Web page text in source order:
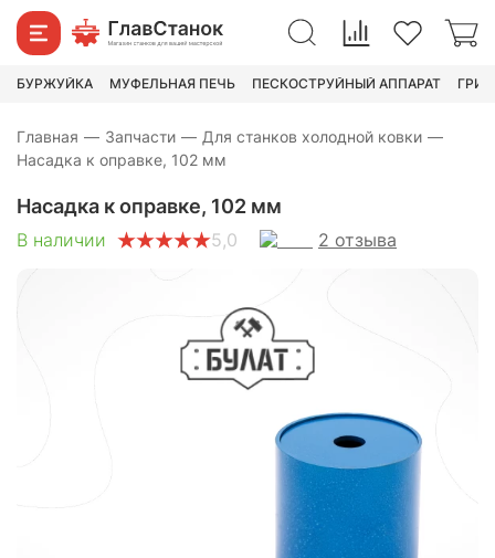
БУРЖУЙКА МУФЕЛЬНАЯ ПЕЧЬ ПЕСКОСТРУЙНЫЙ АППАРАТ
Главная — Запчасти — Для станков холодной ковки —
Насадка к оправке, 102 мм
Насадка к оправке, 102 мм
В наличии 5,0 2 отзыва